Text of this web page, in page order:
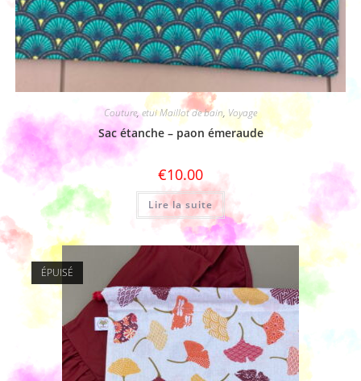
Couture,etui Maillot de bain, Voyage
Sac étanche – paon émeraude
€10.00
Lire la suite
ÉPUISÉ